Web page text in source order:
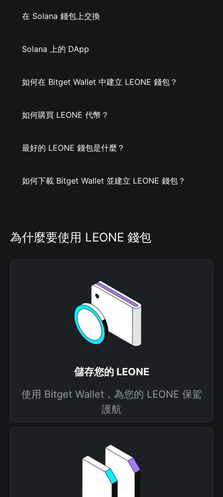
在 Solana 錢包上交換
Solana 上的 DApp
如何在 Bitget Wallet 中建立 LEONE 錢包？
如何購買 LEONE 代幣？
最好的 LEONE 錢包是什麼？
如何下載 Bitget Wallet 並建立 LEONE 錢包？
為什麼要使用 LEONE 錢包
儲存您的 LEONE
使用 Bitget Wallet，為您的 LEONE 保駕
護航